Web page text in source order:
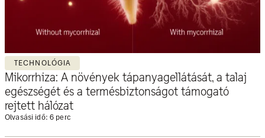
TECHNOLÓGIA
Mikorrhiza: A növények tápanyagellátását, a talaj
egészségét és a termésbiztonságot támogató
rejtett hálózat
Olvasási idő: 6 perc